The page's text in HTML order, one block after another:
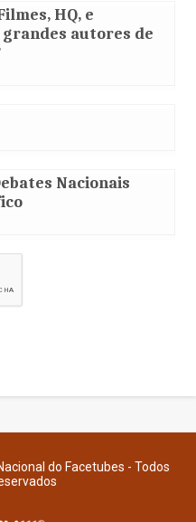
HQ, e
autores de
Nacionais
do Facetubes - Todos